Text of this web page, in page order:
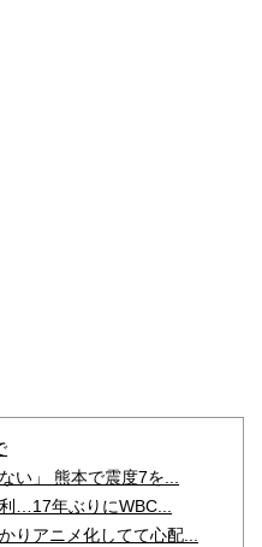
い」 熊本で震度7を...
…17年ぶりにWBC...
りアニメ化してて心配...